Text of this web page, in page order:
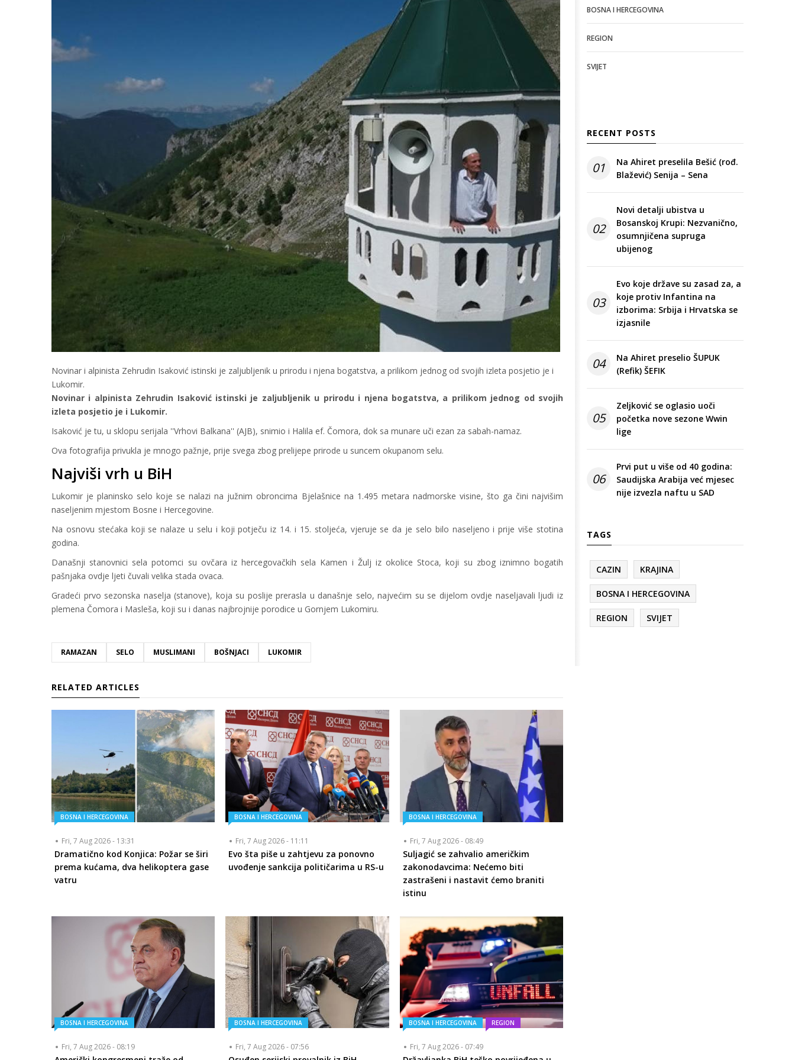
Novinar i alpinista Zehrudin Isaković istinski je zaljubljenik u prirodu i njena bogatstva, a prilikom jednog od svojih izleta posjetio je i
Lukomir.
Novinar i alpinista Zehrudin Isaković istinski je zaljubljenik u prirodu i njena bogatstva, a prilikom jednog od svojih
izleta posjetio je i Lukomir.
Isaković je tu, u sklopu serijala ''Vrhovi Balkana'' (AJB), snimio i Halila ef. Čomora, dok sa munare uči ezan za sabah-namaz.
Ova fotografija privukla je mnogo pažnje, prije svega zbog prelijepe prirode u suncem okupanom selu.
Najviši vrh u BiH
Lukomir je planinsko selo koje se nalazi na južnim obroncima Bjelašnice na 1.495 metara nadmorske visine, što ga čini najvišim
naseljenim mjestom Bosne i Hercegovine.
Na osnovu stećaka koji se nalaze u selu i koji potječu iz 14. i 15. stoljeća, vjeruje se da je selo bilo naseljeno i prije više stotina
godina.
Današnji stanovnici sela potomci su ovčara iz hercegovačkih sela Kamen i Žulj iz okolice Stoca, koji su zbog iznimno bogatih
pašnjaka ovdje ljeti čuvali velika stada ovaca.
Gradeći prvo sezonska naselja (stanove), koja su poslije prerasla u današnje selo, najvećim su se dijelom ovdje naseljavali ljudi iz
plemena Čomora i Masleša, koji su i danas najbrojnije porodice u Gornjem Lukomiru.
RAMAZAN SELO MUSLIMANI BOŠNJACI LUKOMIR
RELATED ARTICLES
BOSNA I HERCEGOVINA
Fri, 7 Aug 2026 - 13:31
Dramatično kod Konjica: Požar se širi
prema kućama, dva helikoptera gase
vatru
BOSNA I HERCEGOVINA
Fri, 7 Aug 2026 - 11:11
Evo šta piše u zahtjevu za ponovno
uvođenje sankcija političarima u RS-u
BOSNA I HERCEGOVINA
Fri, 7 Aug 2026 - 08:49
Suljagić se zahvalio američkim
zakonodavcima: Nećemo biti
zastrašeni i nastavit ćemo braniti
istinu
BOSNA I HERCEGOVINA
Fri, 7 Aug 2026 - 08:19
BOSNA I HERCEGOVINA
Fri, 7 Aug 2026 - 07:56
BOSNA I HERCEGOVINA REGION
Fri, 7 Aug 2026 - 07:49
BOSNA I HERCEGOVINA
REGION
SVIJET
RECENT POSTS
01
Na Ahiret preselila Bešić (rođ.
Blažević) Senija – Sena
02
Novi detalji ubistva u
Bosanskoj Krupi: Nezvanično,
osumnjičena supruga
ubijenog
03
Evo koje države su zasad za, a
koje protiv Infantina na
izborima: Srbija i Hrvatska se
izjasnile
04
Na Ahiret preselio ŠUPUK
(Refik) ŠEFIK
05
Zeljković se oglasio uoči
početka nove sezone Wwin
lige
06
Prvi put u više od 40 godina:
Saudijska Arabija već mjesec
nije izvezla naftu u SAD
TAGS
CAZIN KRAJINA
BOSNA I HERCEGOVINA
REGION SVIJET